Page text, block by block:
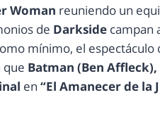
Woman reuniendo un
de Darkside campan
mínimo, el espectáculo
que Batman (Ben
en “El Amanecer de la